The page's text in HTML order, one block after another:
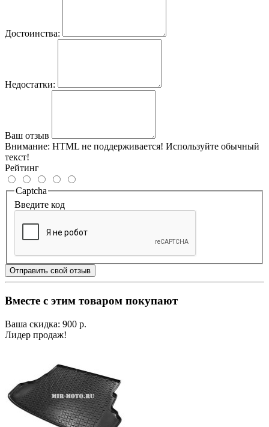
Достоинства:
Недостатки:
Ваш отзыв
Внимание: HTML не поддерживается! Используйте обычный
текст!
Рейтинг
Captcha
Введите код
Отправить свой отзыв
Вместе с этим товаром покупают
Ваша скидка: 900 р.
Лидер продаж!